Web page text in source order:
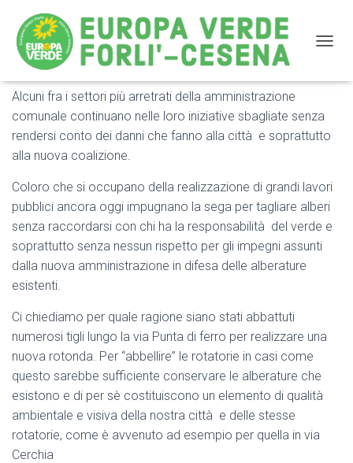
COMUNICATO STAMPA: Basta tagliare alberi per colpa
di progetti sbagliati
Alcuni fra i settori più arretrati della amministrazione
comunale continuano nelle loro iniziative sbagliate senza
rendersi conto dei danni che fanno alla città e soprattutto
alla nuova coalizione.
Coloro che si occupano della realizzazione di grandi lavori
pubblici ancora oggi impugnano la sega per tagliare alberi
senza raccordarsi con chi ha la responsabilità del verde e
soprattutto senza nessun rispetto per gli impegni assunti
dalla nuova amministrazione in difesa delle alberature
esistenti.
Ci chiediamo per quale ragione siano stati abbattuti
numerosi tigli lungo la via Punta di ferro per realizzare una
nuova rotonda. Per “abbellire” le rotatorie in casi come
questo sarebbe sufficiente conservare le alberature che
esistono e di per sè costituiscono un elemento di qualità
ambientale e visiva della nostra città e delle stesse
rotatorie, come è avvenuto ad esempio per quella in via
Cerchia